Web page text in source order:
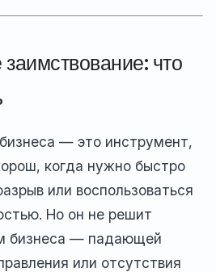
что
— это инструмент,
когда нужно быстро
или воспользоваться
Но он не решит
бизнеса — падающей
или отсутствия